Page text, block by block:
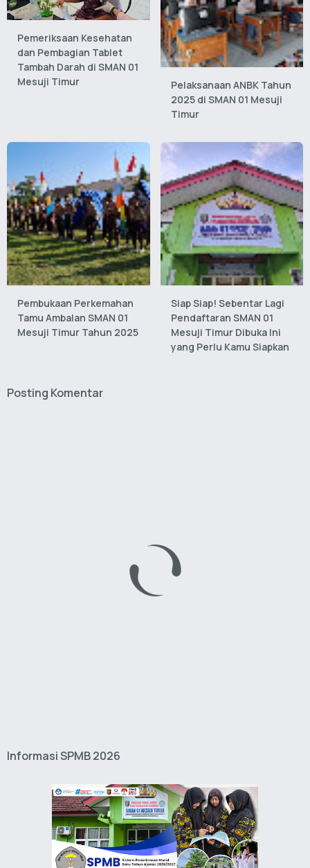
Pemeriksaan Kesehatan
dan Pembagian Tablet
Tambah Darah di SMAN 01
Mesuji Timur
Pelaksanaan ANBK Tahun
2025 di SMAN 01 Mesuji
Timur
Pembukaan Perkemahan
Tamu Ambalan SMAN 01
Mesuji Timur Tahun 2025
Siap Siap! Sebentar Lagi
Pendaftaran SMAN 01
Mesuji Timur Dibuka Ini
yang Perlu Kamu Siapkan
Posting Komentar
Informasi SPMB 2026